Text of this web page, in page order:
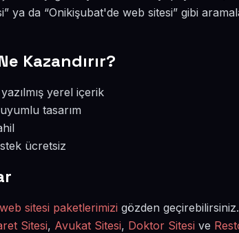
ya da “Onikişubat'de web sitesi” gibi
Kazandırır?
yerel içerik
tasarım
ücretsiz
web sitesi paketlerimizi gözden
Sitesi, Avukat Sitesi, Doktor Sitesi ve